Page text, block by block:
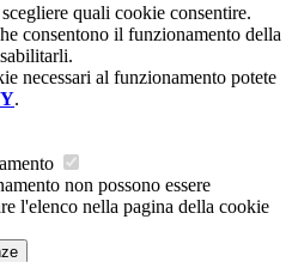
quali cookie consentire.
consentono il funzionamento della
necessari al funzionamento potete
.
non possono essere
l'elenco nella pagina della cookie